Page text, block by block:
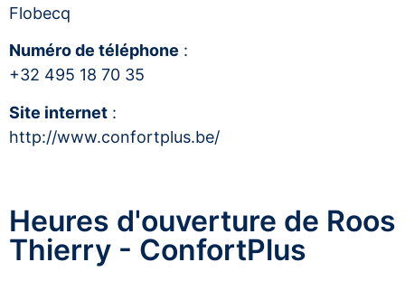
Flobecq
Numéro de téléphone :
+32 495 18 70 35
Site internet :
http://www.confortplus.be/
Heures d'ouverture de Roos
Thierry - ConfortPlus